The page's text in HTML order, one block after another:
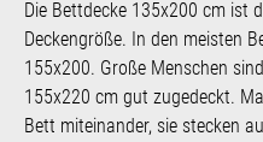
Die Bettdecke 135x200 cm ist
Deckengröße. In den meisten
155x200. Große Menschen
155x220 cm gut zugedeckt.
Bett miteinander, sie stecken